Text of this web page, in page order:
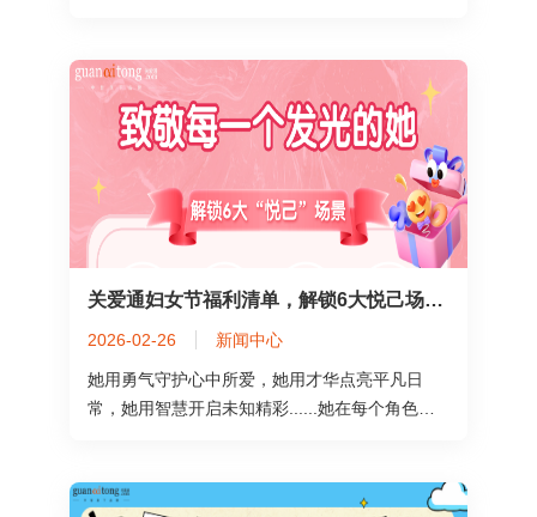
关爱通妇女节福利清单，解锁6大悦己场景！
2026-02-26 新闻中心
她用勇气守护心中所爱，她用才华点亮平凡日
常，她用智慧开启未知精彩......她在每个角色